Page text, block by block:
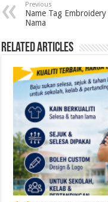
Previous
Name Tag Embroidery
Nama
Related Articles